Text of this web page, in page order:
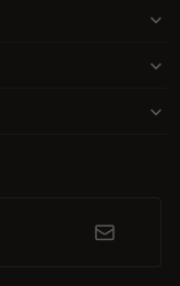
ができます。
アウト変更や引っ越し
、長く安心して使用